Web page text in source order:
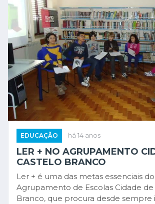
EDUCAÇÃO há 14 anos
LER + NO AGRUPAMENTO
CASTELO BRANCO
Ler + é uma das metas essenciais do
Agrupamento de Escolas Cidade de
Branco, que procura desde sempre